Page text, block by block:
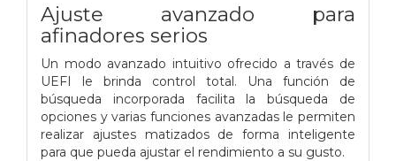
Ajuste avanzado para
afinadores serios
Un modo avanzado intuitivo ofrecido a través de
UEFI le brinda control total. Una función de
búsqueda incorporada facilita la búsqueda de
opciones y varias funciones avanzadas le permiten
realizar ajustes matizados de forma inteligente
para que pueda ajustar el rendimiento a su gusto.